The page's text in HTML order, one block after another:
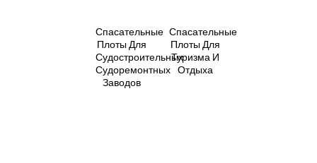
Спасательные
Плоты Для
Судостроительных
Судоремонтных
Заводов
Спасательные
Плоты Для
Туризма И
Отдыха